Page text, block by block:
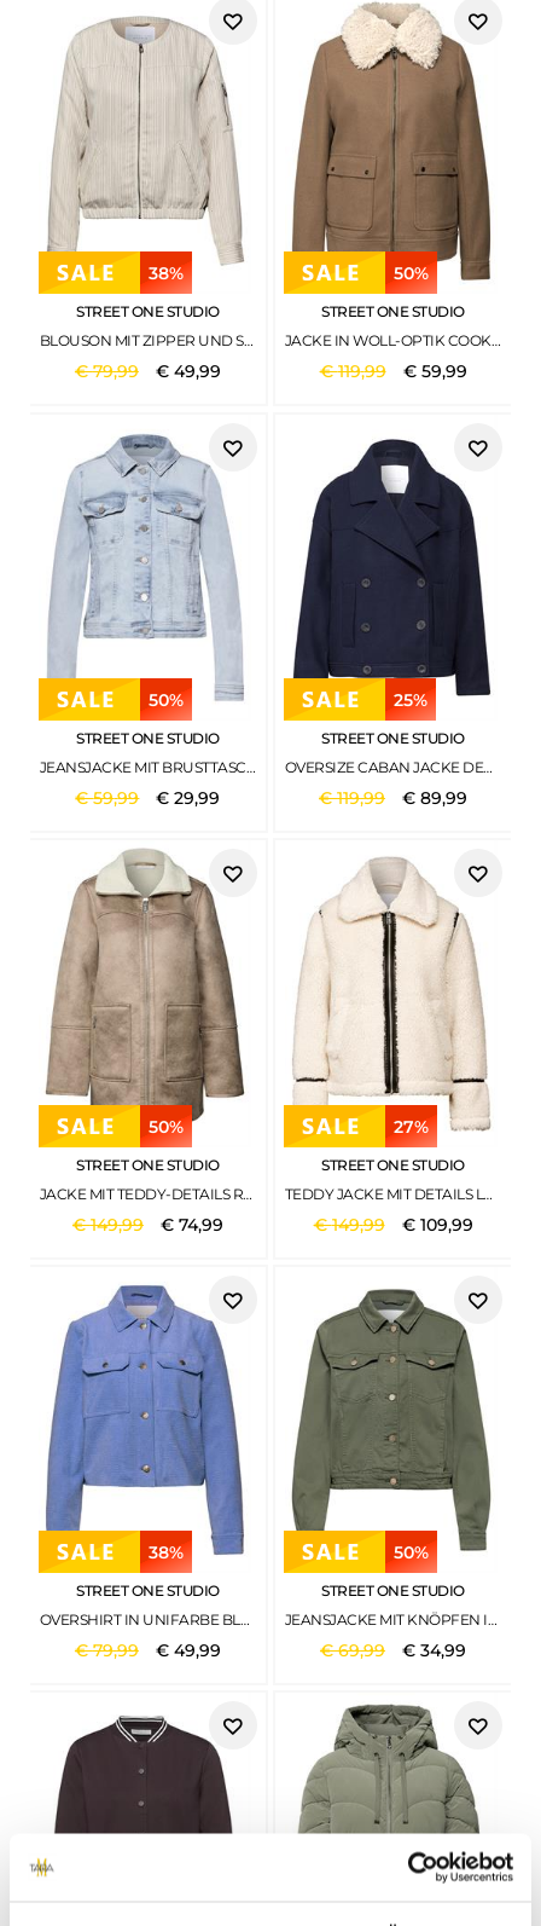
38%
STREET ONE STUDIO
BLOUSON MIT ZIPPER UND STREIFEN SOFT BEIGE
€79,99 € 49,99
50%
STREET ONE STUDIO
JACKE IN WOLL-OPTIK COOKIE BROWN
€119,99 € 59,99
50%
STREET ONE STUDIO
JEANSJACKE MIT BRUSTTASCHEN UND KNÖPFEN ULTRA BLEACH WASH
€59,99 €29,99
25%
STREET ONE STUDIO
OVERSIZE CABAN JACKE DEEP BLUE
€119,99 €89,99
50%
STREET ONE STUDIO
JACKE MIT TEDDY-DETAILS REEF SAND
€149,99 € 74,99
27%
STREET ONE STUDIO
TEDDY JACKE MIT DETAILS LUCID WHITE
€149,99 € 109,99
38%
STREET ONE STUDIO
OVERSHIRT IN UNIFARBE BLUE ECHO
€79,99 € 49,99
50%
STREET ONE STUDIO
JEANSJACKE MIT KNÖPFEN IM CROPPED FIT OLIVE WASHED
€69,99 €34,99